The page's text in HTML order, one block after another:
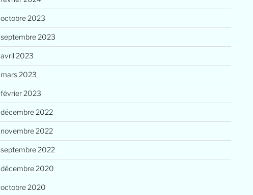
octobre 2023
septembre 2023
avril 2023
mars 2023
février 2023
décembre 2022
novembre 2022
septembre 2022
décembre 2020
octobre 2020